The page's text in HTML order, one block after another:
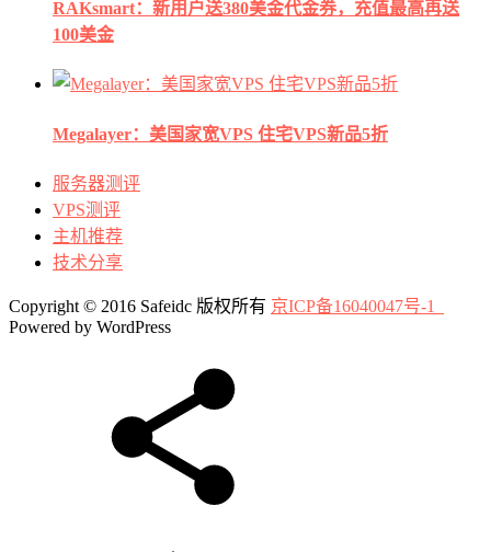
RAKsmart：新用户送380美金代金券，充值最高再送
100美金
Megalayer：美国家宽VPS 住宅VPS新品5折
服务器测评
VPS测评
主机推荐
技术分享
Copyright © 2016 Safeidc 版权所有 京ICP备16040047号-1
Powered by WordPress